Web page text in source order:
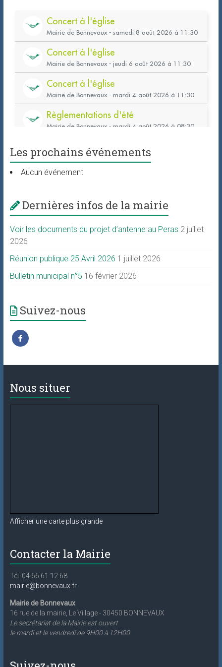
Les prochains événements
Aucun événement
Dernières infos de la mairie
Voir les documents du projet d’antenne au Peras 2 juillet
2026
Réunion publique 25 Avril 2026 1 juillet 2026
Bulletin municipal n°5 16 février 2026
Suivez-nous
Nous situer
Afficher une carte plus grande
Contacter la Mairie
Tél. 04 66 61 12 68
mairie@bonnevaux.fr
Mairie de Bonnevaux
16 rue de la mairie, Le Village - 30450 BONNEVAUX
Le secrétariat de la Mairie est ouvert
le mardi et le vendredi de 9H00 à 12H00